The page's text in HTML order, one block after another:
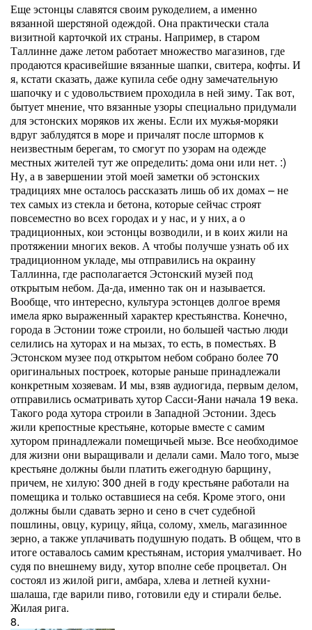
Еще эстонцы славятся своим рукоделием, а именно
вязанной шерстяной одеждой. Она практически стала
визитной карточкой их страны. Например, в старом
Таллинне даже летом работает множество магазинов, где
продаются красивейшие вязанные шапки, свитера, кофты. И
я, кстати сказать, даже купила себе одну замечательную
шапочку и с удовольствием проходила в ней зиму. Так вот,
бытует мнение, что вязанные узоры специально придумали
для эстонских моряков их жены. Если их мужья-моряки
вдруг заблудятся в море и причалят после штормов к
неизвестным берегам, то смогут по узорам на одежде
местных жителей тут же определить: дома они или нет. :)
Ну, а в завершении этой моей заметки об эстонских
традициях мне осталось рассказать лишь об их домах – не
тех самых из стекла и бетона, которые сейчас строят
повсеместно во всех городах и у нас, и у них, а о
традиционных, кои эстонцы возводили, и в коих жили на
протяжении многих веков. А чтобы получше узнать об их
традиционном укладе, мы отправились на окраину
Таллинна, где располагается Эстонский музей под
открытым небом. Да-да, именно так он и называется.
Вообще, что интересно, культура эстонцев долгое время
имела ярко выраженный характер крестьянства. Конечно,
города в Эстонии тоже строили, но большей частью люди
селились на хуторах и на мызах, то есть, в поместьях. В
Эстонском музее под открытом небом собрано более 70
оригинальных построек, которые раньше принадлежали
конкретным хозяевам. И мы, взяв аудиогида, первым делом,
отправились осматривать хутор Сасси-Яани начала 19 века.
Такого рода хутора строили в Западной Эстонии. Здесь
жили крепостные крестьяне, которые вместе с самим
хутором принадлежали помещичьей мызе. Все необходимое
для жизни они выращивали и делали сами. Мало того, мызе
крестьяне должны были платить ежегодную барщину,
причем, не хилую: 300 дней в году крестьяне работали на
помещика и только оставшиеся на себя. Кроме этого, они
должны были сдавать зерно и сено в счет судебной
пошлины, овцу, курицу, яйца, солому, хмель, магазинное
зерно, а также уплачивать подушную подать. В общем, что в
итоге оставалось самим крестьянам, история умалчивает. Но
судя по внешнему виду, хутор вполне себе процветал. Он
состоял из жилой риги, амбара, хлева и летней кухни-
шалаша, где варили пиво, готовили еду и стирали белье.
Жилая рига.
8.